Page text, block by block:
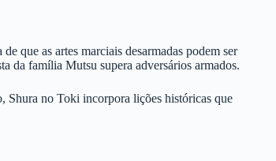
que as artes marciais desarmadas podem ser
da família Mutsu supera adversários armados.
Shura no Toki incorpora lições históricas que